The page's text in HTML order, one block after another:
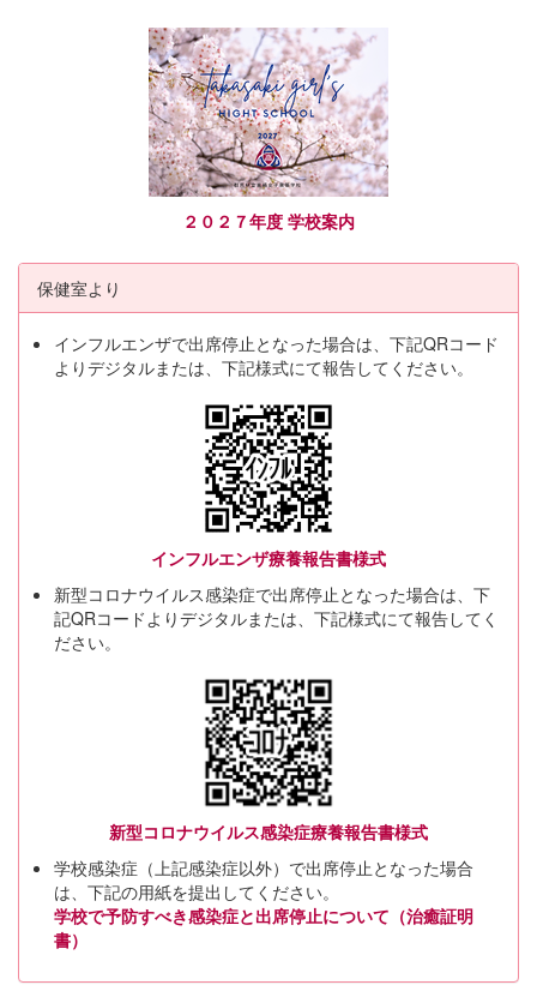
２０２７年度 学校案内
保健室より
インフルエンザで出席停止となった場合は、下記QRコード
よりデジタルまたは、下記様式にて報告してください。
インフルエンザ療養報告書様式
新型コロナウイルス感染症で出席停止となった場合は、下
記QRコードよりデジタルまたは、下記様式にて報告してく
ださい。
新型コロナウイルス感染症療養報告書様式
学校感染症（上記感染症以外）で出席停止となった場合
は、下記の用紙を提出してください。
学校で予防すべき感染症と出席停止について（治癒証明
書）